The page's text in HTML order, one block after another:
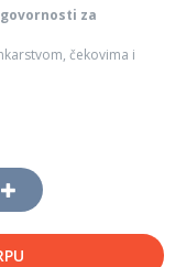
za
čekovima i